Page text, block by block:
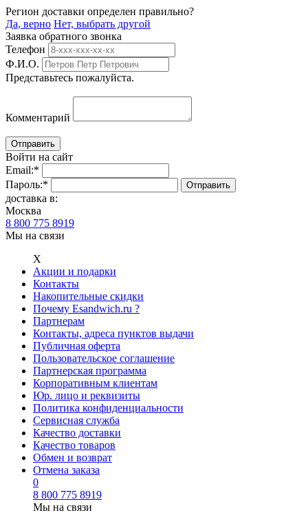
Регион доставки определен правильно?
Да, верно Нет, выбрать другой
Заявка обратного звонка
Телефон
Ф.И.О.
Представьтесь пожалуйста.
Комментарий
Войти на сайт
Email:*
Пароль:*
доставка в:
Москва
8 800 775 8919
Мы на связи
Х
Акции и подарки
Контакты
Накопительные скидки
Почему Esandwich.ru ?
Партнерам
Контакты, адреса пунктов выдачи
Публичная оферта
Пользовательское соглашение
Партнерская программа
Корпоративным клиентам
Юр. лицо и реквизиты
Политика конфиденциальности
Сервисная служба
Качество доставки
Качество товаров
Обмен и возврат
Отмена заказа
0
8 800 775 8919
Мы на связи